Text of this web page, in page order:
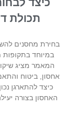
תכולת
בחירת מחסנים
במיוחד בתקופות
המאמר מציג
אחסון, ביטוח
כיצד להתארגן
האחסון בצורה